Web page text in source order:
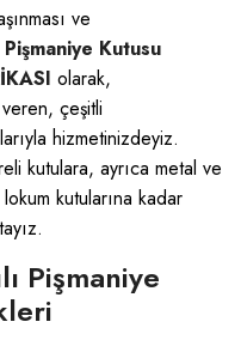
ve
Kutusu
olarak,
çeşitli
hizmetinizdeyiz.
kutulara, ayrıca metal ve
kutularına kadar
Pişmaniye